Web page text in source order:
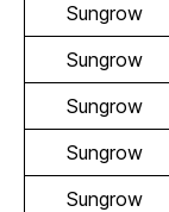
Sungrow
Sungrow
Sungrow
Sungrow
Sungrow